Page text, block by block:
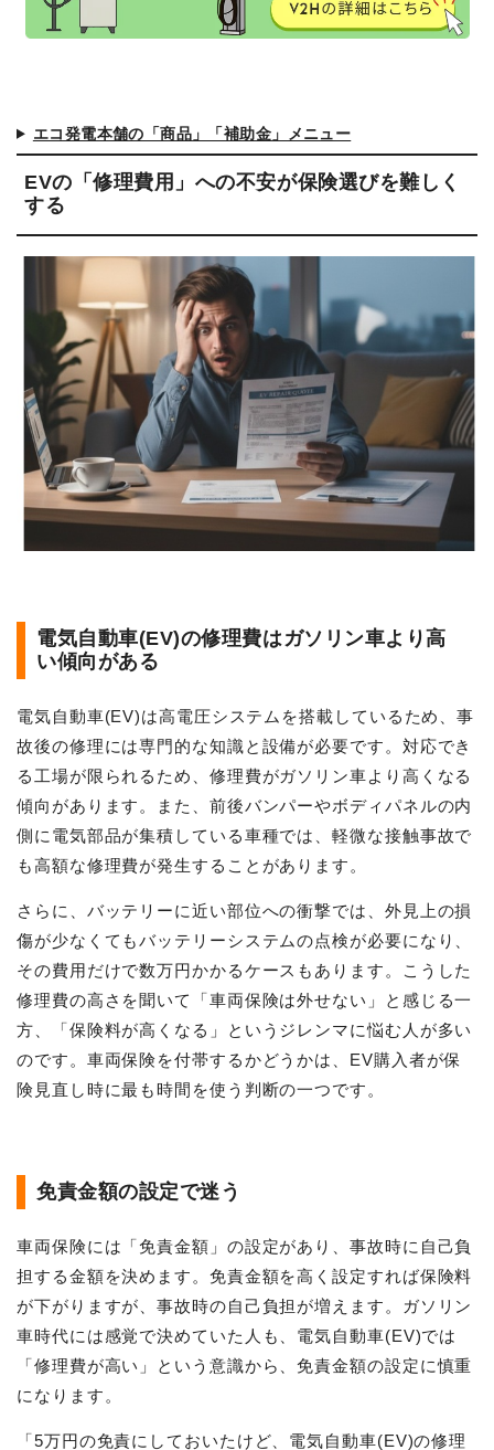
エコ発電本舗の「商品」「補助金」メニュー
EVの「修理費用」への不安が保険選びを難しく
する
電気自動車(EV)の修理費はガソリン車より高
い傾向がある
電気自動車(EV)は高電圧システムを搭載しているため、事
故後の修理には専門的な知識と設備が必要です。対応でき
る工場が限られるため、修理費がガソリン車より高くなる
傾向があります。また、前後バンパーやボディパネルの内
側に電気部品が集積している車種では、軽微な接触事故で
も高額な修理費が発生することがあります。
さらに、バッテリーに近い部位への衝撃では、外見上の損
傷が少なくてもバッテリーシステムの点検が必要になり、
その費用だけで数万円かかるケースもあります。こうした
修理費の高さを聞いて「車両保険は外せない」と感じる一
方、「保険料が高くなる」というジレンマに悩む人が多い
のです。車両保険を付帯するかどうかは、EV購入者が保
険見直し時に最も時間を使う判断の一つです。
免責金額の設定で迷う
車両保険には「免責金額」の設定があり、事故時に自己負
担する金額を決めます。免責金額を高く設定すれば保険料
が下がりますが、事故時の自己負担が増えます。ガソリン
車時代には感覚で決めていた人も、電気自動車(EV)では
「修理費が高い」という意識から、免責金額の設定に慎重
になります。
「5万円の免責にしておいたけど、電気自動車(EV)の修理